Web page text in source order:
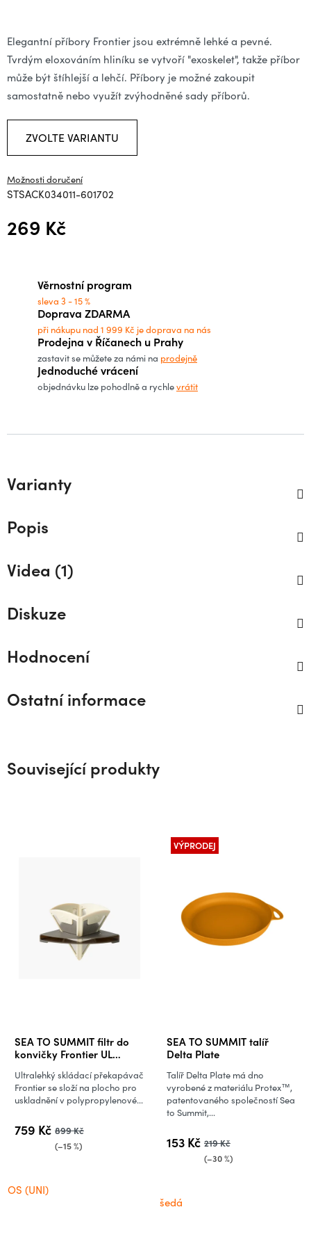
Elegantní příbory Frontier jsou extrémně lehké a pevné.
Tvrdým eloxováním hliníku se vytvoří "exoskelet", takže příbor
může být štíhlejší a lehčí. Příbory je možné zakoupit
samostatně nebo využít zvýhodněné sady příborů.
ZVOLTE VARIANTU
Možnosti doručení
STSACK034011-601702
269 Kč
Věrnostní program
sleva 3 - 15 %
Doprava ZDARMA
při nákupu nad 1 999 Kč je doprava na nás
Prodejna v Říčanech u Prahy
zastavit se můžete za námi na prodejně
Jednoduché vrácení
objednávku lze pohodlně a rychlevrátit
Varianty
Popis
Videa (1)
Diskuze
Hodnocení
Ostatní informace
Související produkty
SEA TO SUMMIT filtr do
konvičky Frontier UL
759 Kč 899 Kč
(–15 %)
Ultralehký skládací překapávač
Frontier se složí na plocho pro
uskladnění v polypropylenové...
OS (UNI)
VÝPRODEJ
SEA TO SUMMIT talíř
Delta Plate
153 Kč 219 Kč
(–30 %)
Talíř Delta Plate má dno
vyrobené z materiálu Protex™,
patentovaného společností Sea
to Summit,...
šedá